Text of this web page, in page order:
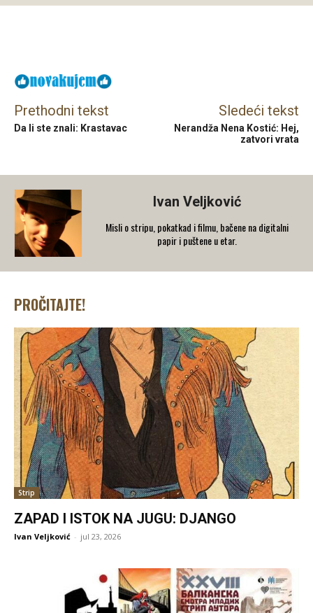
Prethodni tekst
Da li ste znali: Krastavac
Sledeći tekst
Nerandža Nena Kostić: Hej,
zatvori vrata
Ivan Veljković
Misli o stripu, pokatkad i filmu, bačene na digitalni
papir i puštene u etar.
PROČITAJTE!
Strip
ZAPAD I ISTOK NA JUGU: DJANGO
Ivan Veljković - jul 23, 2026